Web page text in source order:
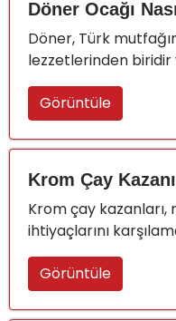
Döner Ocağı
Döner, Türk
lezzetlerinden biridir
Görüntüle
Krom Çay
Krom çay
ihtiyaçlarını
Görüntüle